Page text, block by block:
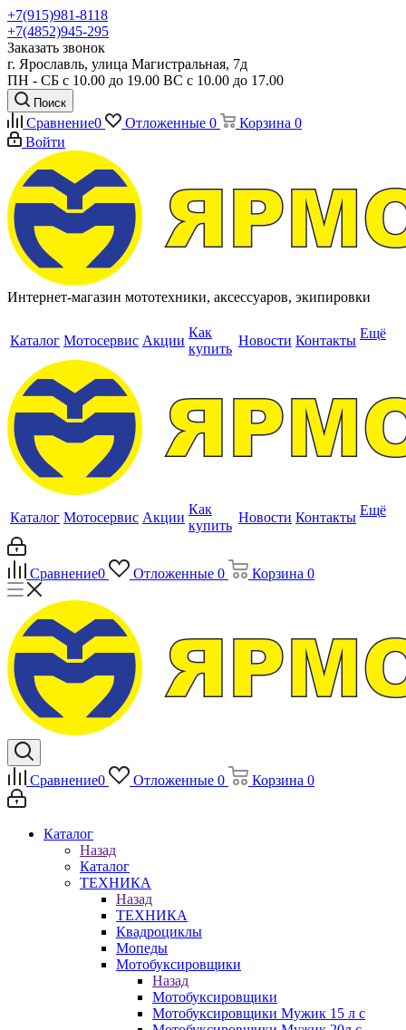
+7(915)981-8118
+7(4852)945-295
Заказать звонок
г. Ярославль, улица Магистральная, 7д
ПН - СБ с 10.00 до 19.00 ВС с 10.00 до 17.00
Поиск
Сравнение0 Отложенные 0 Корзина 0
Войти
Интернет-магазин мототехники, аксессуаров, экипировки
Каталог Мотосервис Акции
Как
купить
Новости Контакты Ещё
Каталог Мотосервис Акции
Как
купить
Новости Контакты Ещё
Сравнение0 Отложенные 0 Корзина 0
Сравнение0 Отложенные 0 Корзина 0
Каталог
Назад
Каталог
ТЕХНИКА
Назад
ТЕХНИКА
Квадроциклы
Мопеды
Мотобуксировщики
Назад
Мотобуксировщики
Мотобуксировщики Мужик 15 л с